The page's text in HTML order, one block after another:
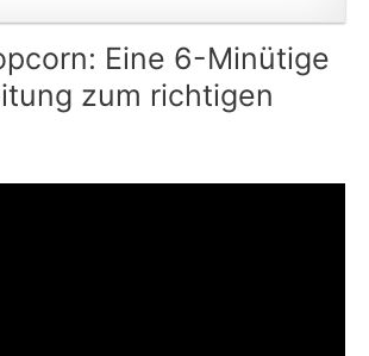
Eine 6-Minütige
zum richtigen